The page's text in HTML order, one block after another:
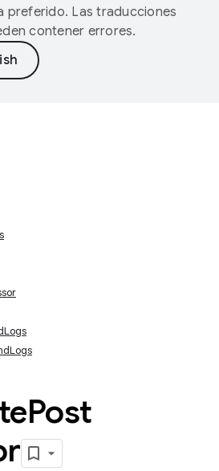
preferido. Las traducciones
contener errores.
Post